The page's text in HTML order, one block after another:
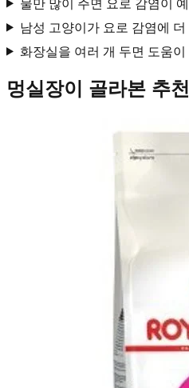
물만 많이 주면 요로 감염이
남성 고양이가 요로 감염에
화장실을 여러 개 두면 도움
멍실장이 골라본 추